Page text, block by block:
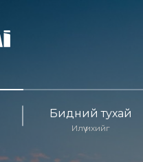
Бидний тухай
Илүү ихийг